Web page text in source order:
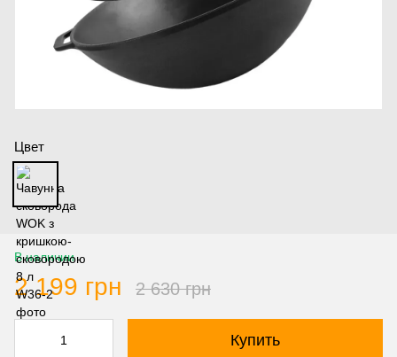
Цвет
В наличии
2 199 грн 2 630 грн
Купить